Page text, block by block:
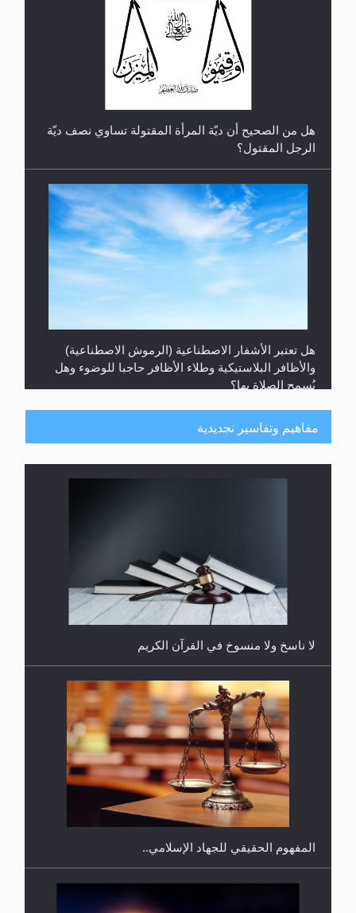
رأيٌ في لغة المسيح الموعود عليه السلام.. 4...
هل من الصحيح أن ديّة المرأة المقتولة تساوي نصف ديّة
الرجل المقتول؟
هل تعتبر الأشفار الاصطناعية (الرموش الاصطناعية)
والأظافر البلاستيكية وطلاء الأظافر حاجبا للوضوء وهل
يُسمح الصلاة بها؟
هل يُحسب حول الزكاة وفق السنة الميلادية أو الهجرية؟
هل يجوز فتح مشروع كوافير نسائي للمحجبات وغير
المحجبات؟
مفاهيم وتفاسير تجديدية
لا ناسخ ولا منسوخ في القرآن الكريم
المفهوم الحقيقي للجهاد الإسلامي..